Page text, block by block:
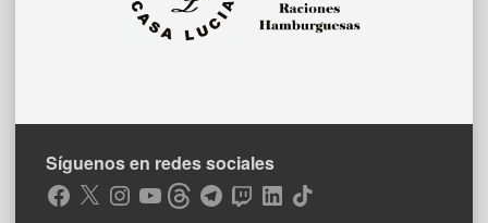
Síguenos en redes sociales
Facebook
X Instagram
YouTubeThreadsTelegramTwitchLinkedIn
TikTok